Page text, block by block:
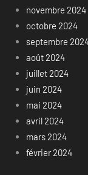
novembre 2024
octobre 2024
septembre
août 2024
juillet 2024
juin 2024
mai 2024
avril 2024
mars 2024
février 2024